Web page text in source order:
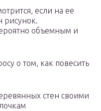
если на ее
рисунок.
объемным и
о том, как повесить
стен своими